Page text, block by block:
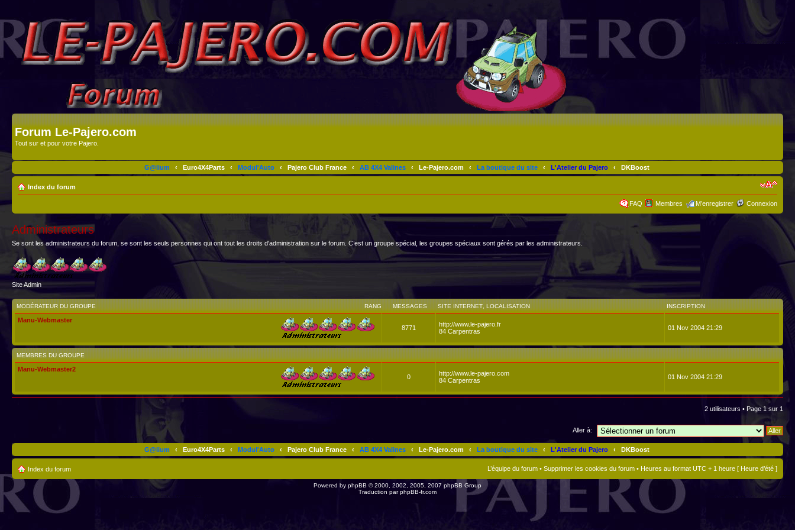
Forum Le-Pajero.com
Tout sur et pour votre Pajero.
G@lium ‹ Euro4X4Parts ‹ Modul'Auto ‹ Pajero Club France ‹ AB 4X4 Valines ‹ Le-Pajero.com ‹ La boutique du site ‹ L'Atelier du Pajero ‹ DKBoost
Index du forum
FAQ Membres M’enregistrer Connexion
Administrateurs
Se sont les administrateurs du forum, se sont les seuls personnes qui ont tout les droits d'administration sur le forum. C’est un groupe spécial, les groupes spéciaux sont gérés par les administrateurs.
Site Admin
RANG
MODÉRATEUR DU GROUPE MESSAGES SITE INTERNET LOCALISATION INSCRIPTION
Manu-Webmaster
8771
http://www.le-pajero.fr
84 Carpentras
01 Nov 2004 21:29
MEMBRES DU GROUPE
Manu-Webmaster2
0
http://www.le-pajero.com
84 Carpentras
01 Nov 2004 21:29
2 utilisateurs • Page1 sur 1
Aller à:
G@lium ‹ Euro4X4Parts ‹ Modul'Auto ‹ Pajero Club France ‹ AB 4X4 Valines ‹ Le-Pajero.com ‹ La boutique du site ‹ L'Atelier du Pajero ‹ DKBoost
Index du forum L’équipe du forum • Supprimer les cookies du forum • Heures au format UTC + 1 heure [ Heure d’été ]
Powered by phpBB © 2000, 2002, 2005, 2007 phpBB Group
Traduction parphpBB-fr.com